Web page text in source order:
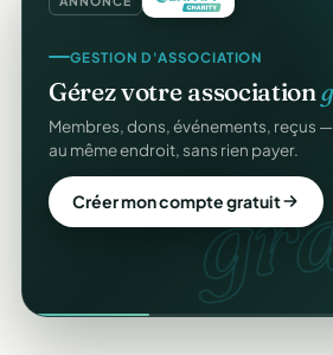
GESTION D'ASSOCIATION
Gérez votre association
Membres, dons, événements, reçus
au même endroit, sans rien payer.
Créer mon compte gratuit